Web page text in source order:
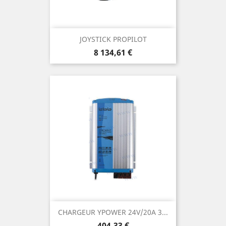
JOYSTICK PROPILOT
Prix
8 134,61 €
CHARGEUR YPOWER 24V/20A 3...